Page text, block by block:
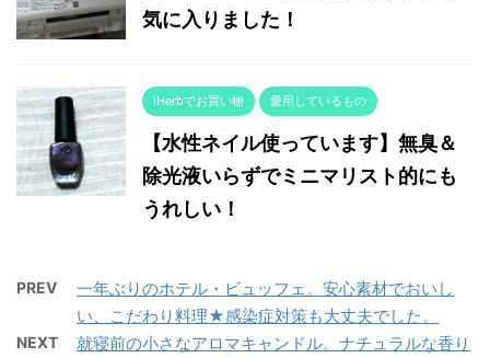
気に入りました！
iHerbでお買い物 愛用しているもの
【水性ネイル使っています】無臭＆
除光液いらずでミニマリスト的にも
うれしい！
PREV
一年ぶりのホテル・ビュッフェ。安心素材でおいし
い、こだわり料理★感染症対策も大丈夫でした。
NEXT
就寝前の小さなアロマキャンドル。ナチュラルな香り